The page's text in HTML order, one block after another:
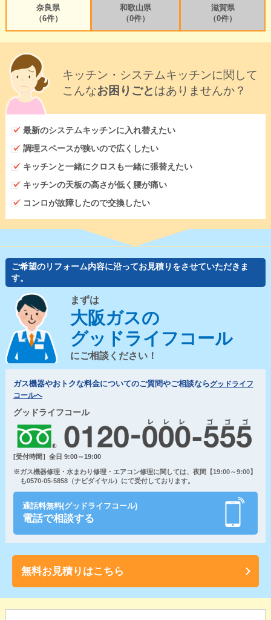
奈良県
（6件）
和歌山県
（0件）
滋賀県
（0件）
キッチン・システムキッチンに関して
こんなお困りごとはありませんか？
最新のシステムキッチンに入れ替えたい
調理スペースが狭いので広くしたい
キッチンと一緒にクロスも一緒に張替えたい
キッチンの天板の高さが低く腰が痛い
コンロが故障したので交換したい
ご希望のリフォーム内容に沿ってお見積りをさせていただきま
す。
まずは
大阪ガスの
グッドライフコール
にご相談ください！
ガス機器やおトクな料金についてのご質問やご相談ならグッドライフ
コールへ
グッドライフコール
[受付時間］全日 9:00～19:00
※ガス機器修理・水まわり修理・エアコン修理に関しては、夜間【19:00～9:00】
も0570-05-5858（ナビダイヤル）にて受付しております。
通話料無料(グッドライフコール)
電話で相談する
無料お見積りはこちら